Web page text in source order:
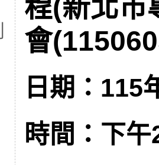
程(新北市
會
日期：115
時間：下